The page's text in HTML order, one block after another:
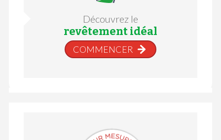
Découvrez le
revêtement idéal
COMMENCER